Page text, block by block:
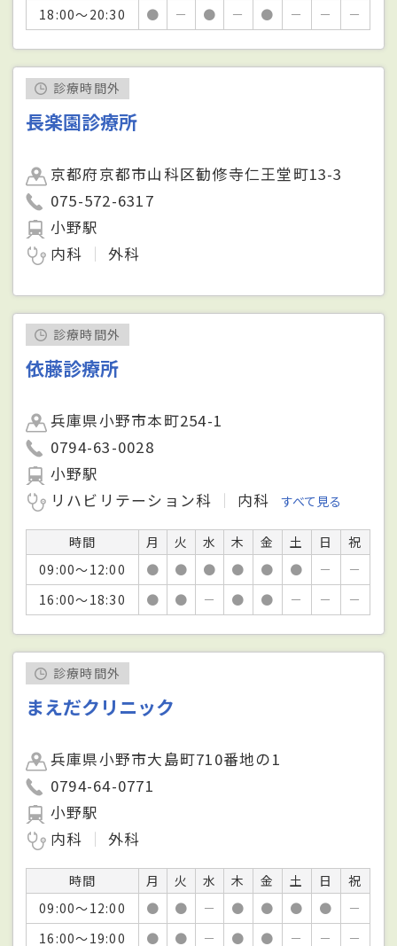
18:00～20:30
● － ● － ● － － －
診療時間外
長楽園診療所
京都府京都市山科区勧修寺仁王堂町13-3
075-572-6317
小野駅
内科
外科
診療時間外
依藤診療所
兵庫県小野市本町254-1
0794-63-0028
小野駅
リハビリテーション科
内科 すべて見る
時間 月 火 水 木 金 土 日
祝
09:00～12:00
● ● ● ● ● ● －
－
16:00～18:30
● ● － ● ● － － －
診療時間外
まえだクリニック
兵庫県小野市大島町710番地の1
0794-64-0771
小野駅
内科
外科
時間 月 火 水 木 金 土 日
祝
09:00～12:00
● ● － ● ● ● ●
－
16:00～19:00
● ● － ● ● － － －